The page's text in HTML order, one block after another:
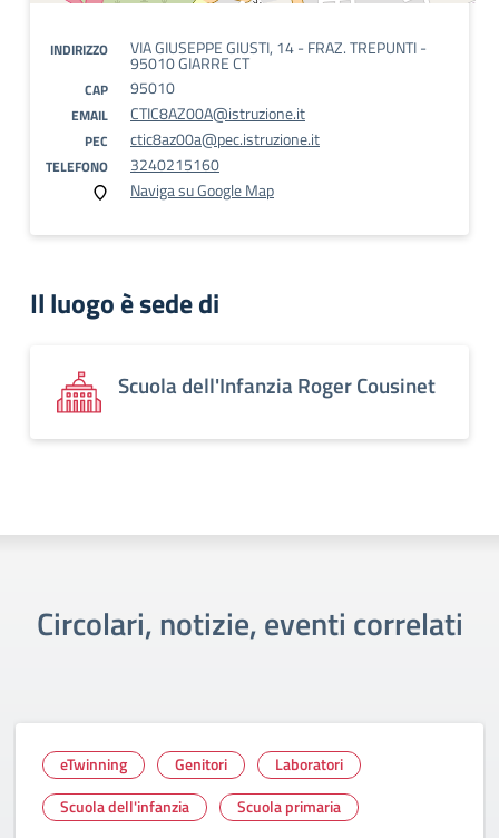
INDIRIZZO VIA GIUSEPPE GIUSTI, 14 - FRAZ. TREPUNTI -
95010 GIARRE CT
CAP 95010
EMAIL CTIC8AZ00A@istruzione.it
PEC ctic8az00a@pec.istruzione.it
TELEFONO
3240215160
Naviga su Google Map
Il luogo è sede di
Scuola dell'Infanzia Roger Cousinet
Circolari, notizie, eventi correlati
eTwinning Genitori
Laboratori
Scuola dell'infanzia
Scuola primaria